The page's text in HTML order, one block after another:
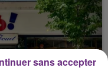
sans accepter